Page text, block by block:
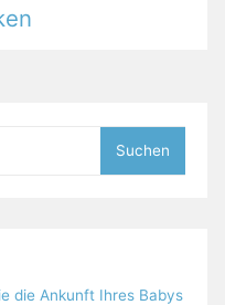
die Ankunft Ihres Babys